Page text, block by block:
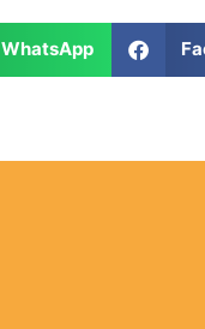
WhatsApp